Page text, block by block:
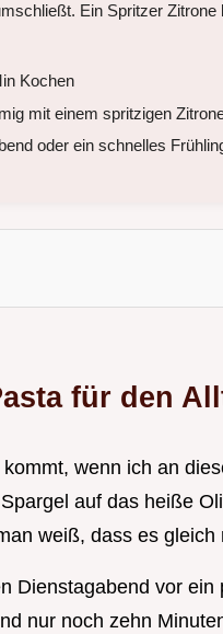
Ein Spritzer
Kochen
mit einem spritzigen
oder ein schnelles
für den
wenn ich an
auf das heiße
weiß, dass es gleich
Dienstagabend vor
nur noch zehn